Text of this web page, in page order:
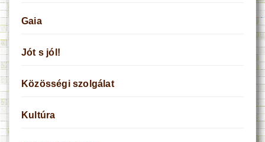
Gaia
Jót s jól!
Közösségi szolgálat
Kultúra